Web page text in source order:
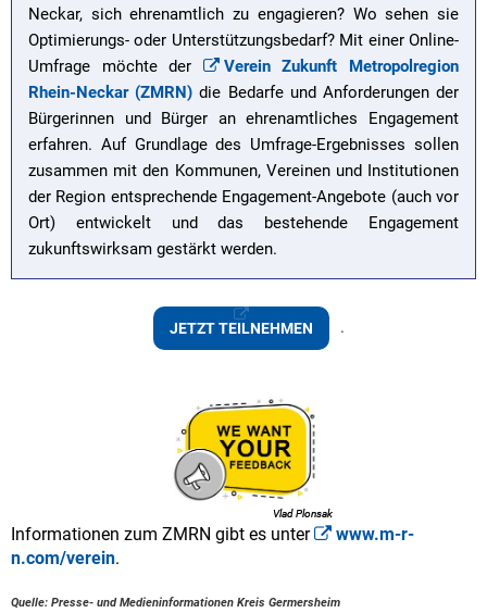
Neckar, sich ehrenamtlich zu engagieren? Wo sehen sie
Optimierungs- oder Unterstützungsbedarf? Mit einer Online-
Umfrage möchte der
Verein Zukunft Metropolregion
Rhein-Neckar (ZMRN) die Bedarfe und Anforderungen der
Bürgerinnen und Bürger an ehrenamtliches Engagement
erfahren. Auf Grundlage des Umfrage-Ergebnisses sollen
zusammen mit den Kommunen, Vereinen und Institutionen
der Region entsprechende Engagement-Angebote (auch vor
Ort) entwickelt und das bestehende Engagement
zukunftswirksam gestärkt werden.
JETZT TEILNEHMEN .
Vlad Plonsak
Vlad Plonsak
Vlad Plonsak
Informationen zum ZMRN gibt es unter
www.m-r-
n.com/verein.
Quelle: Presse- und Medieninformationen Kreis Germersheim